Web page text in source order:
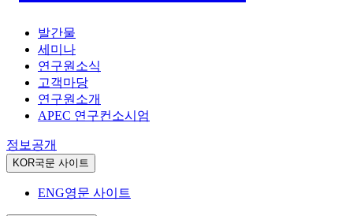
발간물
세미나
연구원소식
고객마당
연구원소개
APEC 연구컨소시엄
정보공개
KOR국문 사이트
ENG영문 사이트